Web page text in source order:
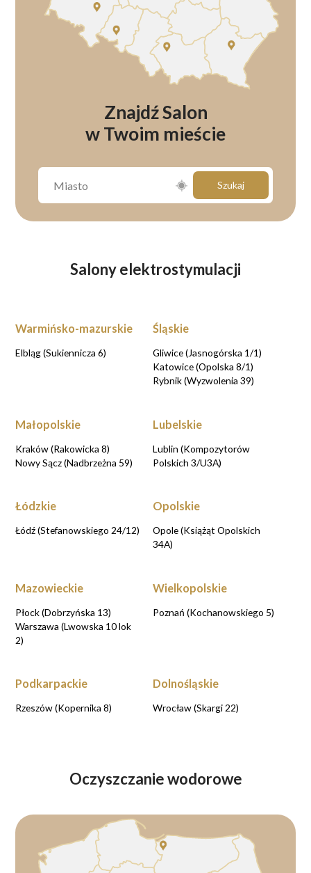
Znajdź Salon
w Twoim mieście
Szukaj
Salony elektrostymulacji
Warmińsko-mazurskie
Elbląg (Sukiennicza 6)
Śląskie
Gliwice (Jasnogórska 1/1)
Katowice (Opolska 8/1)
Rybnik (Wyzwolenia 39)
Małopolskie
Kraków (Rakowicka 8)
Nowy Sącz (Nadbrzeżna 59)
Lubelskie
Lublin (Kompozytorów
Polskich 3/U3A)
Łódzkie
Łódź (Stefanowskiego 24/12)
Opolskie
Opole (Książąt Opolskich
34A)
Mazowieckie
Płock (Dobrzyńska 13)
Warszawa (Lwowska 10 lok
2)
Wielkopolskie
Poznań (Kochanowskiego 5)
Podkarpackie
Rzeszów (Kopernika 8)
Dolnośląskie
Wrocław (Skargi 22)
Oczyszczanie wodorowe